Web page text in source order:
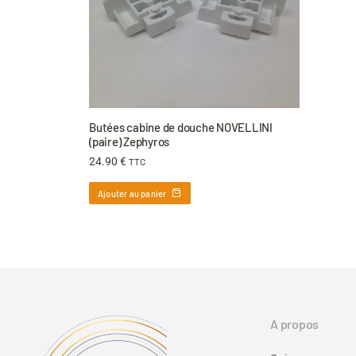
Butées cabine de douche NOVELLINI
(paire) Zephyros
24.90 € TTC
Ajouter au panier
A propos